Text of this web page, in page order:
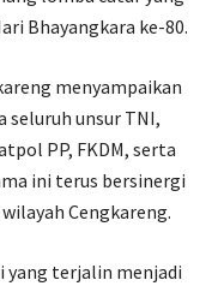
Bhayangkara ke-80.
menyampaikan
seluruh unsur TNI,
PP, FKDM, serta
ini terus bersinergi
Cengkareng.
yang terjalin menjadi